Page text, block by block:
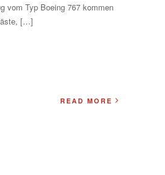
vom Typ Boeing 767 kommen
[…]
READ MORE